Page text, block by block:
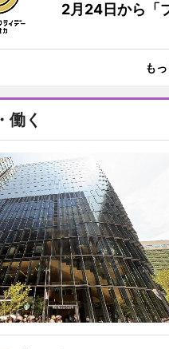
2月24日から「
も
働く